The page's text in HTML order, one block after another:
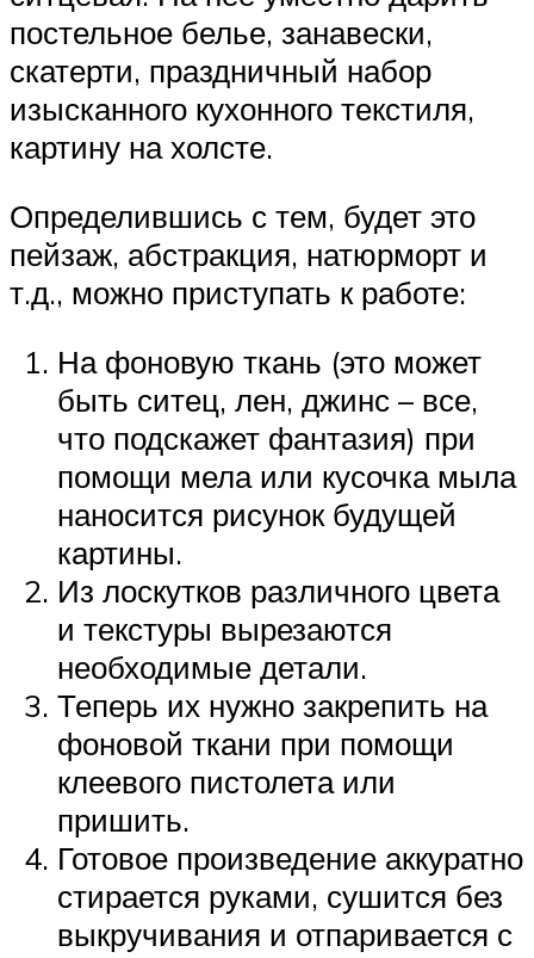
постельное белье, занавески,
скатерти, праздничный набор
изысканного кухонного текстиля,
картину на холсте.
Определившись с тем, будет это
пейзаж, абстракция, натюрморт и
т.д., можно приступать к работе:
На фоновую ткань (это может
быть ситец, лен, джинс – все,
что подскажет фантазия) при
помощи мела или кусочка мыла
наносится рисунок будущей
картины.
Из лоскутков различного цвета
и текстуры вырезаются
необходимые детали.
Теперь их нужно закрепить на
фоновой ткани при помощи
клеевого пистолета или
пришить.
Готовое произведение аккуратно
стирается руками, сушится без
выкручивания и отпаривается с